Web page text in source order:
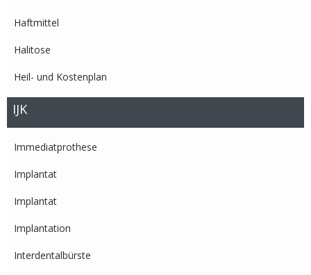
Haftmittel
Halitose
Heil- und Kostenplan
IJK
Immediatprothese
Implantat
Implantat
Implantation
Interdentalbürste